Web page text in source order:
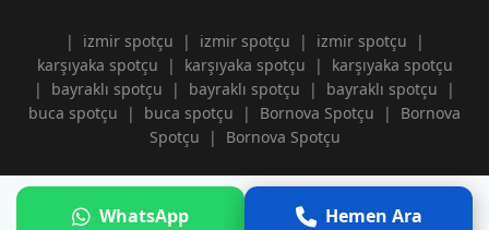
| izmir spotçu | izmir spotçu | izmir spotçu
|
karşıyaka spotçu
| karşıyaka spotçu |
karşıyaka spotçu
|
bayraklı spotçu | bayraklı spotçu | bayraklı spotçu
|
buca spotçu
| buca spotçu | Bornova Spotçu |
Bornova
Spotçu
| Bornova Spotçu